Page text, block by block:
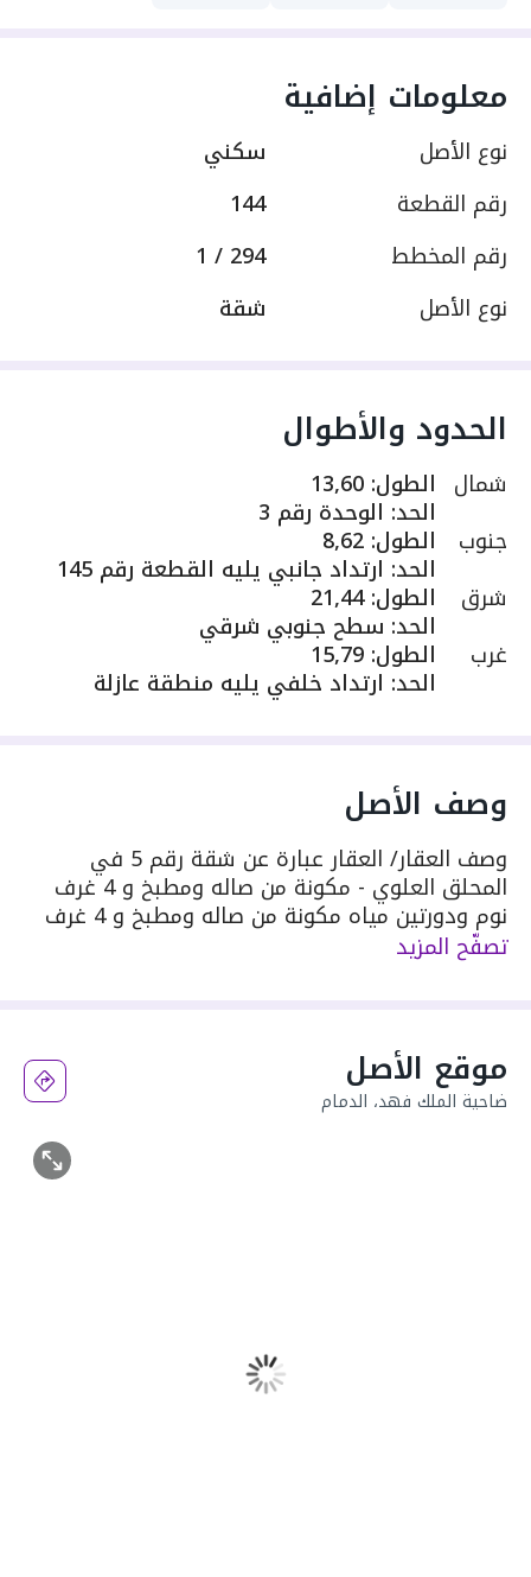
معلومات إضافية
نوع الأصل
سكني
رقم القطعة
144
رقم المخطط
294 / 1
نوع الأصل
شقة
الحدود والأطوال
شمال الطول:
13,60
الحد: الوحدة رقم 3
جنوب الطول:
8,62
الحد: ارتداد جانبي يليه القطعة رقم 145
شرق الطول:
21,44
الحد: سطح جنوبي شرقي
غرب الطول:
15,79
الحد: ارتداد خلفي يليه منطقة عازلة
وصف الأصل
وصف العقار/ العقار عبارة عن شقة رقم 5 في
المحلق العلوي - مكونة من صاله ومطبخ و 4 غرف
نوم ودورتين مياه مكونة من صاله ومطبخ و 4 غرف
نوم ودورتين مياه
تصفّح المزيد
موقع الأصل
ضاحية الملك فهد، الدمام